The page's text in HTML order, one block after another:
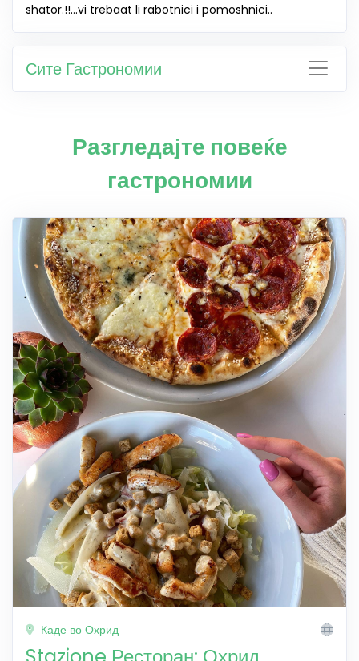
shator.!!...vi trebaat li rabotnici i pomoshnici..
Сите Гастрономии
Разгледајте повеќе
гастрономии
Каде во Охрид